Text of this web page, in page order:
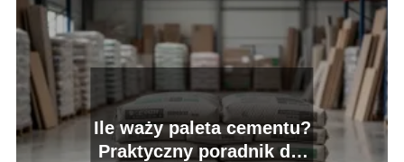
Ile waży paleta cementu?
Praktyczny poradnik dla